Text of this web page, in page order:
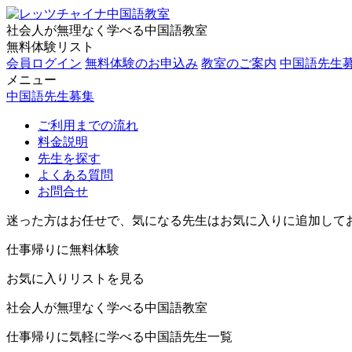
社会人が無理なく学べる中国語教室
無料体験リスト
会員ログイン 無料体験のお申込み 教室のご案内 中国語先生
メニュー
中国語先生募集
ご利用までの流れ
料金説明
先生を探す
よくある質問
お問合せ
迷った方はお任せで、気になる先生はお気に入りに追加して
仕事帰りに無料体験
お気に入りリストを見る
社会人が無理なく学べる中国語教室
仕事帰りに気軽に学べる中国語先生一覧